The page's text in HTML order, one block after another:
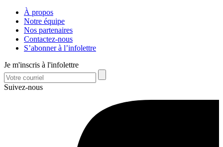
À propos
Notre équipe
Nos partenaires
Contactez-nous
S’abonner à l’infolettre
Je m'inscris à l'infolettre
Suivez-nous